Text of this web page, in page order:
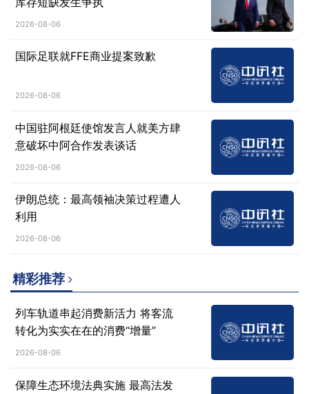
2026-08-06
国际足联就FFE商业提案致歉
2026-08-06
中国驻阿根廷使馆发言人就美方肆
意破坏中阿合作发表谈话
2026-08-06
伊朗总统：最高领袖决策过程遭人
利用
2026-08-06
精彩推荐
列车轨道串起消费新活力 将客流
转化为实实在在的消费“增量”
2026-08-06
保障生态环境法典实施 最高法发